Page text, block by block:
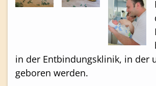
in der Entbindungsklinik, in der
geboren werden.